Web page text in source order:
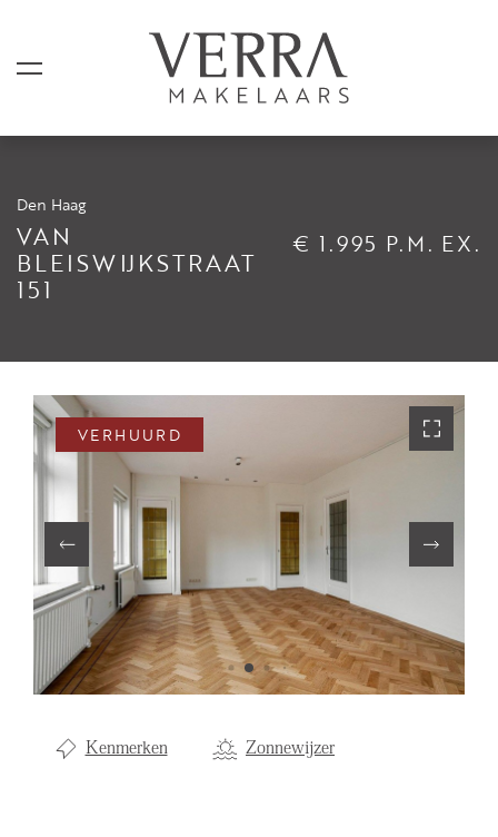
Den Haag
VAN
BLEISWIJKSTRAAT
151
€ 1.995 P.M. EX.
VERHUURD
Kenmerken Zonnewijzer
AANBOD
Shortstay
Verkocht
Verhuurd
DIENSTEN
Aanhuur
Aankoop
Beheer
Verhuur
Verkoop
Nieuwbouw